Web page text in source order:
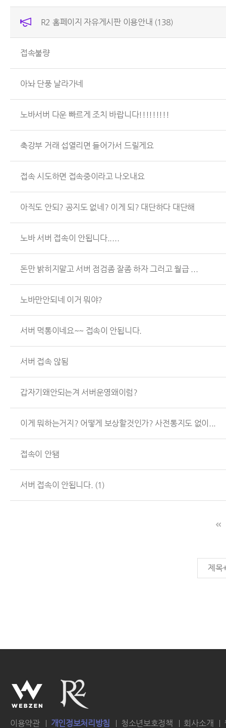
R2 홈페이지 자유게시판 이용안내 (138)
접속불량
아놔 단풍 날라가네
노바서버 다운 빠르게 조치 바랍니다!!!!!!!!!
축강부 거래 섭열리면 들어가서 드릴게요
접속 시도하면 접속중이라고 나오내요
아직도 안되? 공지도 없네? 이게 되? 대단하다 대단해
노바 서버 접속이 안됩니다.....
돈만 밝히지말고 서버 점검좀 잘좀 하자 그러고 월급 ...
노바만안되네 이거 뭐야?
서버 먹통이네요~~ 접속이 안됩니다.
서버 접속 않됨
갑자기왜안되는겨 서버운영왜이럼?
이게 뭐하는거지? 어떻게 보상할것인가? 사전통지도 없이...
접속이 안됌
서버 접속이 안됩니다. (1)
제목
이용약관 개인정보처리방침 청소년보호정책 회사소개